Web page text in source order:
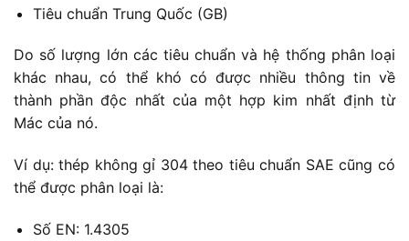
Tiêu chuẩn Trung Quốc (GB)
Do số lượng lớn các tiêu chuẩn và hệ thống phân loại
khác nhau, có thể khó có được nhiều thông tin về
thành phần độc nhất của một hợp kim nhất định từ
Mác của nó.
Ví dụ: thép không gỉ 304 theo tiêu chuẩn SAE cũng có
thể được phân loại là:
Số EN: 1.4305